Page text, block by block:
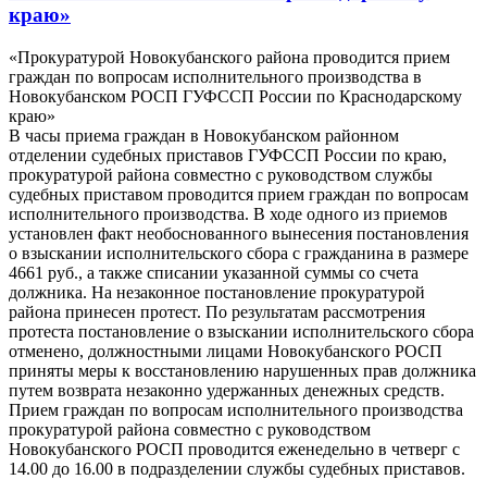
краю»
«Прокуратурой Новокубанского района проводится прием
граждан по вопросам исполнительного производства в
Новокубанском РОСП ГУФССП России по Краснодарскому
краю»
В часы приема граждан в Новокубанском районном
отделении судебных приставов ГУФССП России по краю,
прокуратурой района совместно с руководством службы
судебных приставом проводится прием граждан по вопросам
исполнительного производства. В ходе одного из приемов
установлен факт необоснованного вынесения постановления
о взыскании исполнительского сбора с гражданина в размере
4661 руб., а также списании указанной суммы со счета
должника. На незаконное постановление прокуратурой
района принесен протест. По результатам рассмотрения
протеста постановление о взыскании исполнительского сбора
отменено, должностными лицами Новокубанского РОСП
приняты меры к восстановлению нарушенных прав должника
путем возврата незаконно удержанных денежных средств.
Прием граждан по вопросам исполнительного производства
прокуратурой района совместно с руководством
Новокубанского РОСП проводится еженедельно в четверг с
14.00 до 16.00 в подразделении службы судебных приставов.